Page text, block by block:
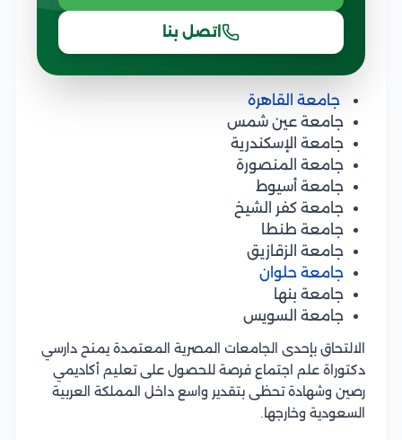
اتصل بنا
جامعة القاهرة
جامعة عين شمس
جامعة الإسكندرية
جامعة المنصورة
جامعة أسيوط
جامعة كفر الشيخ
جامعة طنطا
جامعة الزقازيق
جامعة حلوان
جامعة بنها
جامعة السويس
الالتحاق بإحدى الجامعات المصرية المعتمدة يمنح دارسي
دكتوراة علم اجتماع فرصة للحصول على تعليم أكاديمي
رصين وشهادة تحظى بتقدير واسع داخل المملكة العربية
السعودية وخارجها.